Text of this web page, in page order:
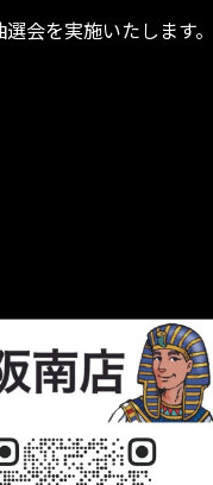
会を実施いたします。